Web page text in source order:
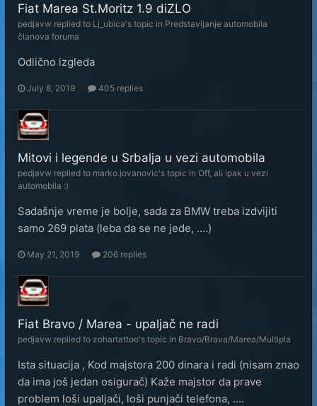
Fiat Marea St.Moritz 1.9 diZLO
pedjavw replied to Lj_ubica's topic in Predstavljanje automobila
članova foruma
Odlično izgleda
July 8, 2019 405 replies
Mitovi i legende u Srbalja u vezi automobila
pedjavw replied to marko.jovanovic's topic in Off, ali ipak u vezi
automobila :)
Sadašnje vreme je bolje, sada za BMW treba izdvijiti
samo 269 plata (leba da se ne jede, ....)
May 21, 2019 206 replies
Fiat Bravo / Marea - upaljač ne radi
pedjavw replied to zohartattoo's topic in Bravo/Brava/Marea/Multipla
Ista situacija , Kod majstora 200 dinara i radi (nisam znao
da ima još jedan osigurač) Kaže majstor da prave
problem loši upaljači, loši punjači telefona, ....